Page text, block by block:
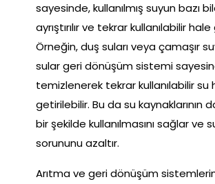
sayesinde, kullanılmış suyun bazı
ayrıştırılır ve tekrar kullanılabilir
Örneğin, duş suları veya çamaşır
sular geri dönüşüm sistemi
temizlenerek tekrar kullanılabilir su
getirilebilir. Bu da su kaynaklarının
bir şekilde kullanılmasını sağlar ve
sorununu azaltır.
Arıtma ve geri dönüşüm